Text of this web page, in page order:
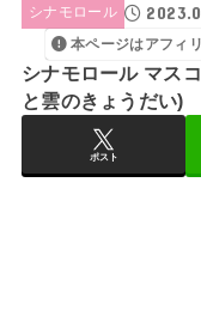
シナモロール
本ページはアフィ
シナモロール マス
と雲のきょうだい)
ポスト